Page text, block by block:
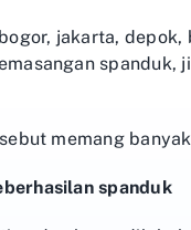
jakarta,
spanduk,
memang
spanduk